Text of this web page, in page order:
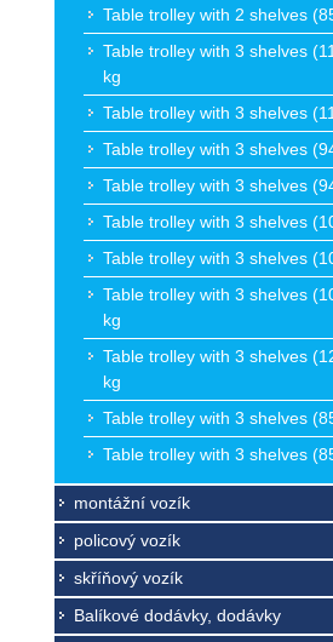
Table trolley with 2 shelves
Table trolley with 3 shelves
kg
Table trolley with 3 shelves
Table trolley with 3 shelves
Table trolley with 3 shelves
Table trolley with 3 shelves
Table trolley with 3 shelves
Table trolley with 3 shelves
kg
Table trolley with 3 shelves
kg
Table trolley with 3 shelves
Table trolley with 3 shelves
montážní vozík
policový vozík
skříňový vozík
Balíkové dodávky, dodávky